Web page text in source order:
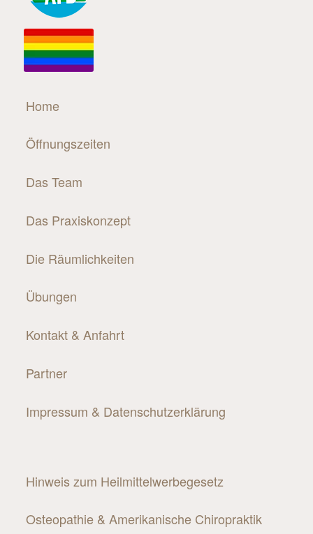
Home
Öffnungszeiten
Das Team
Das Praxiskonzept
Die Räumlichkeiten
Übungen
Kontakt & Anfahrt
Partner
Impressum & Datenschutzerklärung
Hinweis zum Heilmittelwerbegesetz
Osteopathie & Amerikanische Chiropraktik